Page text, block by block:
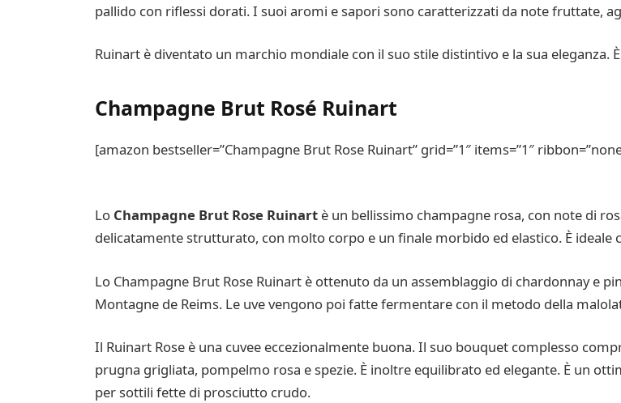
pallido con riflessi dorati. I suoi aromi e sapori sono caratterizzati da note fruttate,
Ruinart è diventato un marchio mondiale con il suo stile distintivo e la sua eleganza.
Champagne Brut Rosé Ruinart
[amazon bestseller=”Champagne Brut Rose Ruinart” grid=”1″ items=”1″
Lo Champagne Brut Rose Ruinart è un bellissimo champagne rosa, con note di
delicatamente strutturato, con molto corpo e un finale morbido ed elastico. È ideale
Lo Champagne Brut Rose Ruinart è ottenuto da un assemblaggio di chardonnay e
Montagne de Reims. Le uve vengono poi fatte fermentare con il metodo della
Il Ruinart Rose è una cuvee eccezionalmente buona. Il suo bouquet complesso
prugna grigliata, pompelmo rosa e spezie. È inoltre equilibrato ed elegante. È un
per sottili fette di prosciutto crudo.